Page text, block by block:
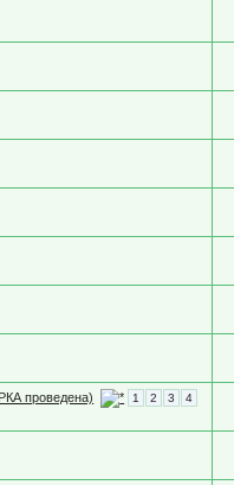
проведена) 1 2 3 4